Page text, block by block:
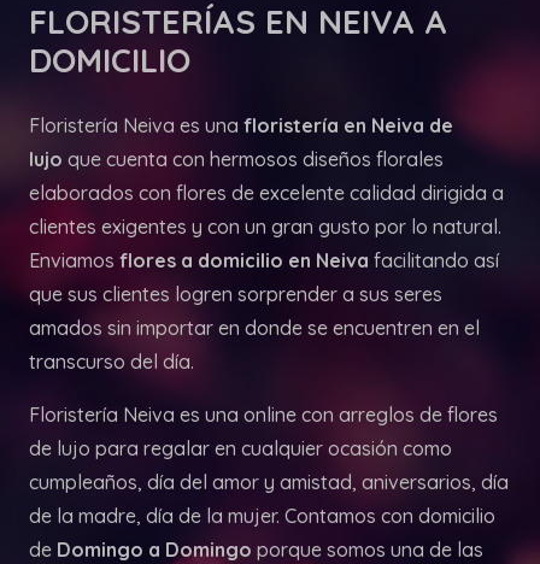
FLORISTERÍAS EN NEIVA A
DOMICILIO
Floristería Neiva es una floristería en Neiva de
lujo que cuenta con hermosos diseños florales
elaborados con flores de excelente calidad dirigida a
clientes exigentes y con un gran gusto por lo natural.
Enviamos flores a domicilio en Neiva facilitando así
que sus clientes logren sorprender a sus seres
amados sin importar en donde se encuentren en el
transcurso del día.
Floristería Neiva es una online con arreglos de flores
de lujo para regalar en cualquier ocasión como
cumpleaños, día del amor y amistad, aniversarios, día
de la madre, día de la mujer. Contamos con domicilio
de Domingo a Domingo porque somos una de las